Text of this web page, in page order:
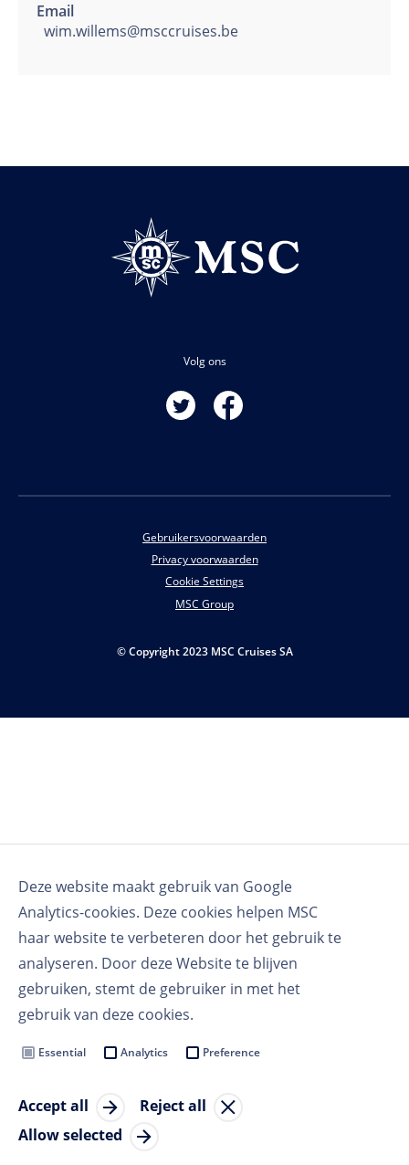
Deze website maakt gebruik van Google
Analytics-cookies. Deze cookies helpen MSC
haar website te verbeteren door het gebruik te
analyseren. Door deze Website te blijven
gebruiken, stemt de gebruiker in met het
gebruik van deze cookies.
Essential Analytics Preference
Accept all
Reject all
Allow selected
Email
wim.willems@msccruises.be
Volg ons
Gebruikersvoorwaarden
Privacy voorwaarden
Cookie Settings
MSC Group
© Copyright 2023 MSC Cruises SA